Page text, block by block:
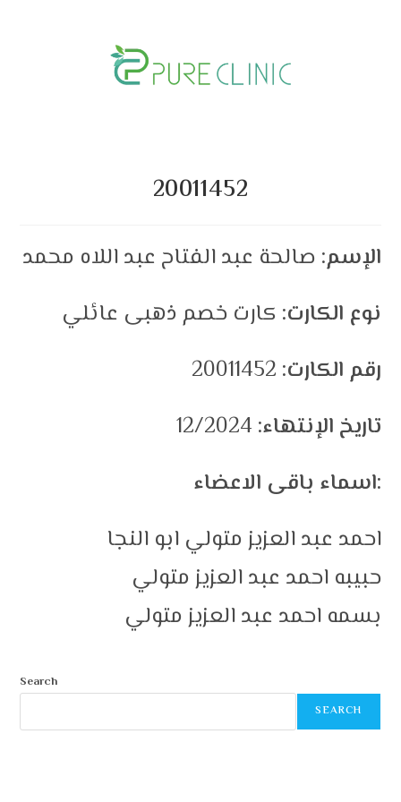
20011452
الإسم: صالحة عبد الفتاح عبد اللاه محمد
نوع الكارت: كارت خصم ذهبى عائلي
رقم الكارت:
تاريخ الإنتهاء:
اسماء باقى الاعضاء:
احمد عبد العزيز متولي ابو النجا
حبيبه احمد عبد العزيز متولي
بسمه احمد عبد العزيز متولي
Search
SEARCH